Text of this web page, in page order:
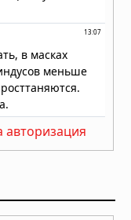
найдены
— предков
сократить
4 миллиардов к